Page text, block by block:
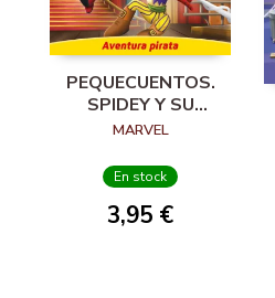
PEQUECUENTOS.
SPIDEY Y SU
SUPEREQUIPO.
MARVEL
En stock
3,95 €